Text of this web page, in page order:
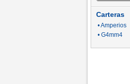
Carteras
• Amperios
• G4mm4